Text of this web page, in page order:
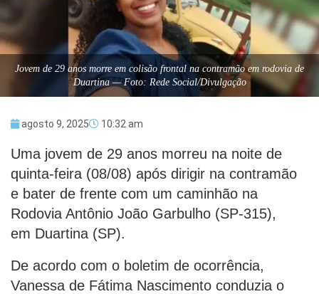
Jovem de 29 anos morre em colisão frontal na contramão em rodovia de
Duartina — Foto: Rede Social/Divulgação
agosto 9, 2025 10:32 am
Uma jovem de 29 anos morreu na noite de
quinta-feira (08/08) após dirigir na contramão
e bater de frente com um caminhão na
Rodovia Antônio João Garbulho (SP-315),
em Duartina (SP).
De acordo com o boletim de ocorrência,
Vanessa de Fátima Nascimento conduzia o